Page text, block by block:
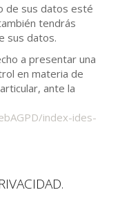
de sus datos esté
tendrás
sus datos.
a presentar una
en materia de
ante la
index-ides-